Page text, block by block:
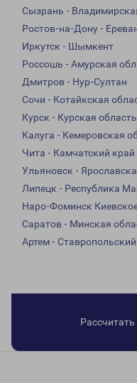
Сызрань -
Ростов-на-Дону -
Иркутск - Шымкент
Россошь - Амурская
Дмитров - Нур-Султан
Сочи - Котайкская
Курск - Курская область
Калуга - Кемеровская
Чита - Камчатский край
Ульяновск -
Липецк - Республика
Наро-Фоминск
Саратов - Минская
Артем -